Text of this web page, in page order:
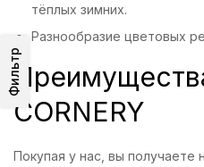
Фильтр
тёплых зимних.
Разнообразие цветовых
CORNERY
Покупая у нас, вы получаете